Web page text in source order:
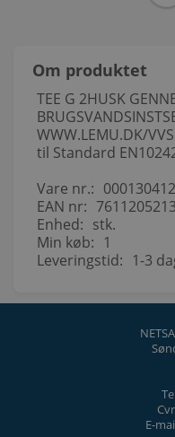
Om produktet
TEE G 2HUSK
WWW.LEMU.DK/
til Standard
Vare nr.: 000130412
EAN nr:
Enhed: stk.
Min køb: 1
Leveringstid: 1-3
E-